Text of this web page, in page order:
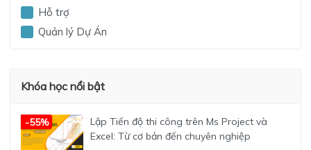
Hỗ trợ
Quản lý Dự Án
Khóa học nổi bật
-55%
Lập Tiến độ thi công trên Ms Project và
Excel: Từ cơ bản đến chuyên nghiệp